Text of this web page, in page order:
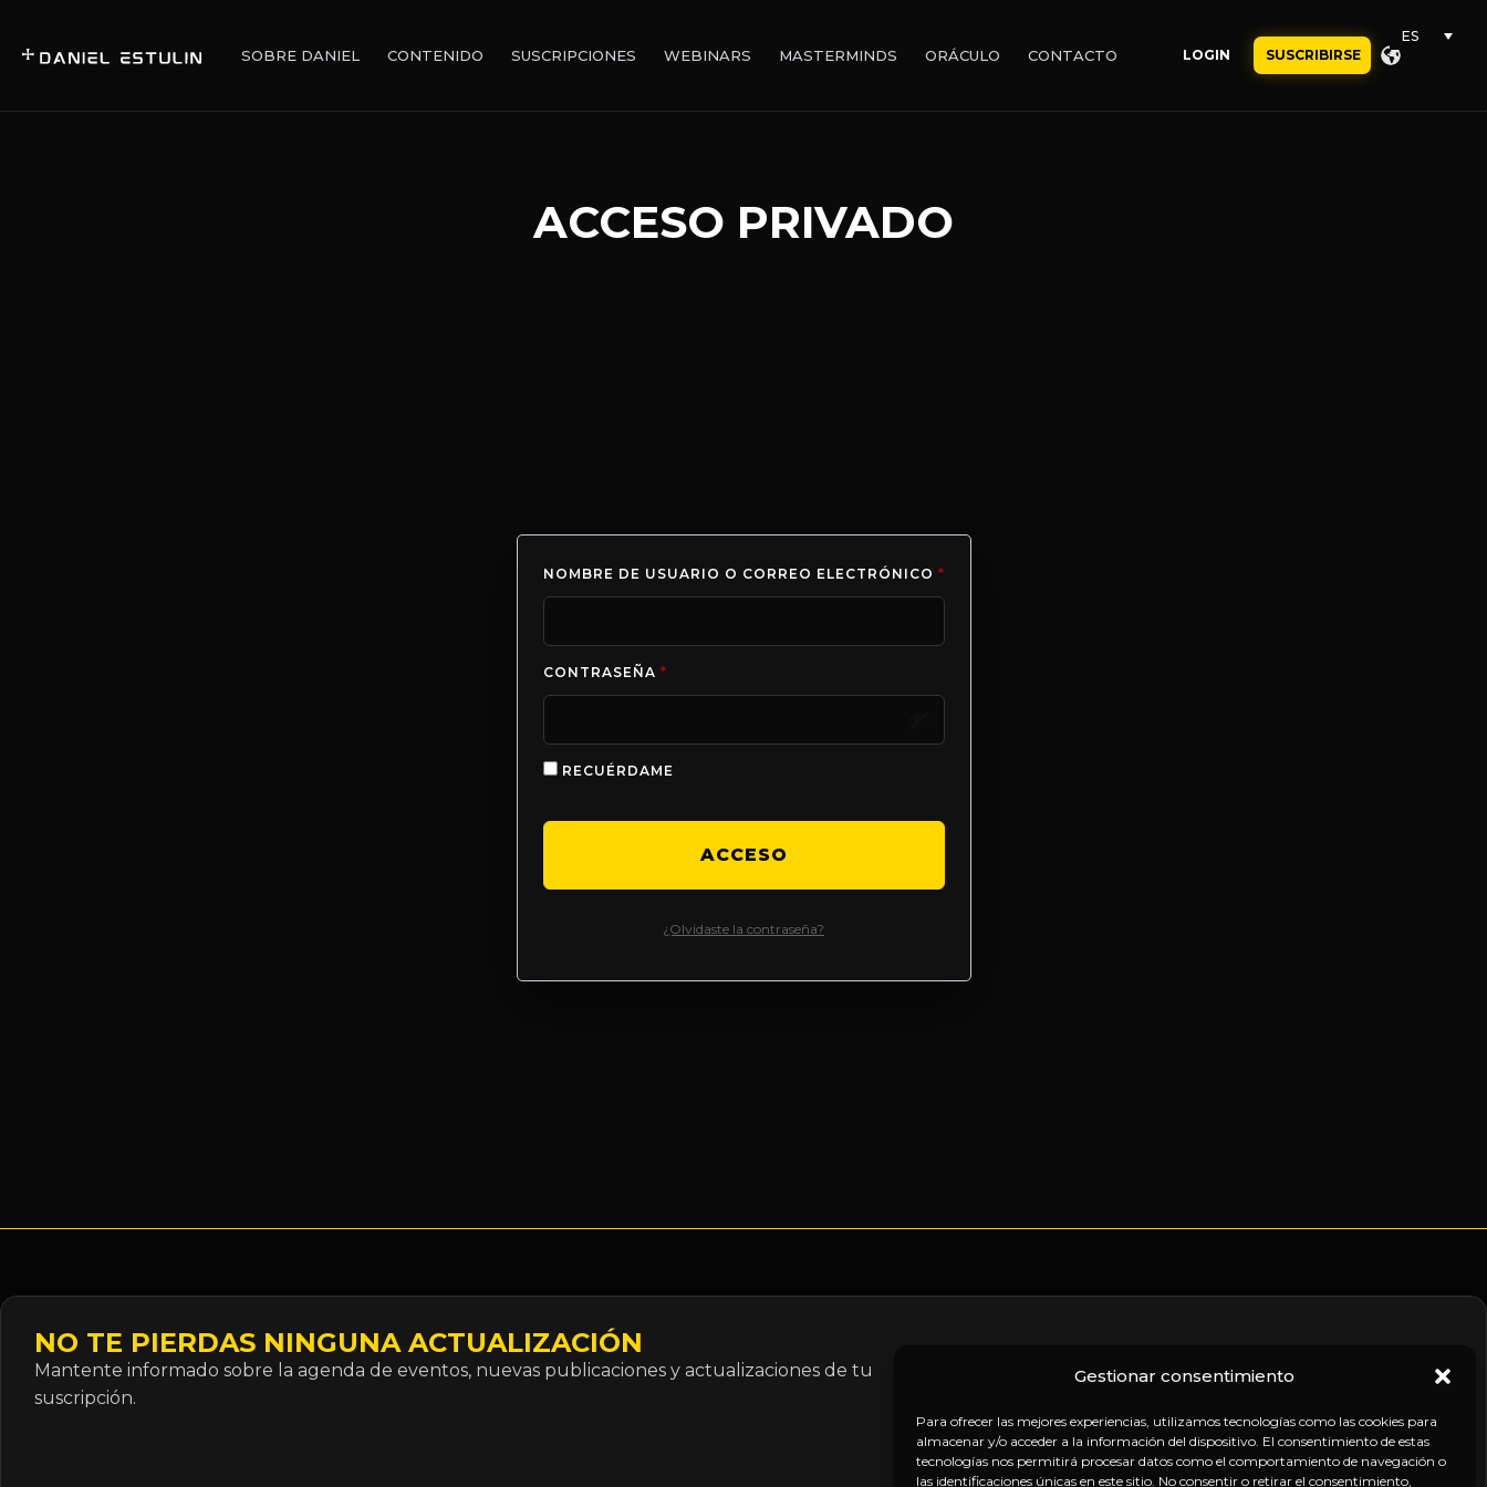
Gestionar consentimiento
Para ofrecer las mejores experiencias, utilizamos tecnologías como las cookies para
almacenar y/o acceder a la información del dispositivo. El consentimiento de estas
tecnologías nos permitirá procesar datos como el comportamiento de navegación o
las identificaciones únicas en este sitio. No consentir o retirar el consentimiento,
SOBRE DANIEL CONTENIDO SUSCRIPCIONES WEBINARS MASTERMINDS ORÁCULO CONTACTO LOGIN SUSCRIBIRSE
ES
ACCESO PRIVADO
NOMBRE DE USUARIO O CORREO ELECTRÓNICO *
CONTRASEÑA *
RECUÉRDAME
ACCESO
¿Olvidaste la contraseña?
NO TE PIERDAS NINGUNA ACTUALIZACIÓN
Mantente informado sobre la agenda de eventos, nuevas publicaciones y actualizaciones de tu
suscripción.